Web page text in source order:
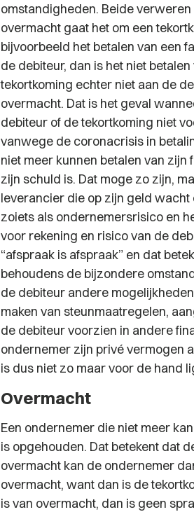
omstandigheden. Beide
overmacht gaat het om een
bijvoorbeeld het betalen van een
de debiteur, dan is het niet
tekortkoming echter niet aan de
overmacht. Dat is het geval
debiteur of de tekortkoming niet
vanwege de coronacrisis in
niet meer kunnen betalen van
zijn schuld is. Dat moge zo zijn,
leverancier die op zijn geld
zoiets als ondernemersrisico en
voor rekening en risico van de
“afspraak is afspraak” en dat
behoudens de bijzondere
de debiteur andere
maken van steunmaatregelen,
de debiteur voorzien in andere
ondernemer zijn privé vermogen
is dus niet zo maar voor de hand
Overmacht
Een ondernemer die niet meer
is opgehouden. Dat betekent dat
overmacht kan de ondernemer
overmacht, want dan is de
is van overmacht, dan is geen